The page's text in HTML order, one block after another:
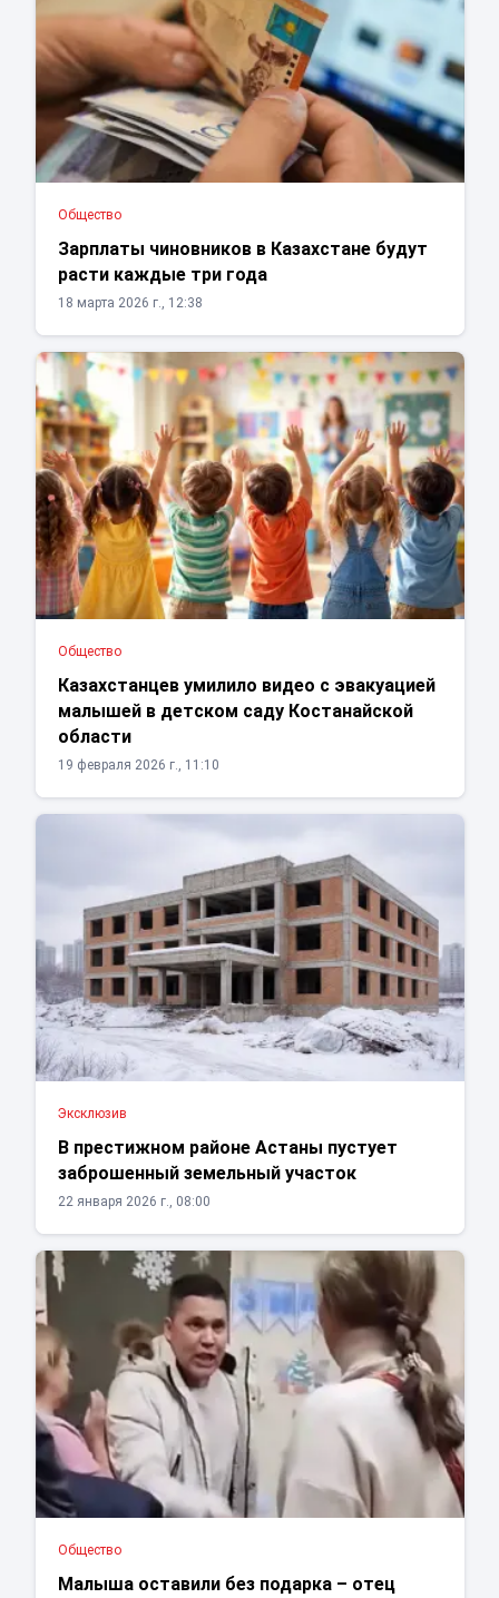
Общество
Зарплаты чиновников в Казахстане будут
расти каждые три года
18 марта 2026 г., 12:38
Общество
Казахстанцев умилило видео с эвакуацией
малышей в детском саду Костанайской
области
19 февраля 2026 г., 11:10
Эксклюзив
В престижном районе Астаны пустует
заброшенный земельный участок
22 января 2026 г., 08:00
Общество
Малыша оставили без подарка – отец